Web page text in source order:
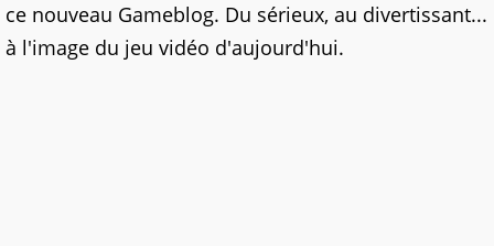
ce nouveau Gameblog. Du sérieux, au divertissant...
à l'image du jeu vidéo d'aujourd'hui.